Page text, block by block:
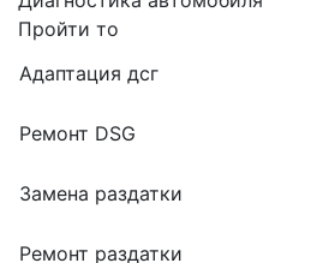
Пройти то
Адаптация дсг
Ремонт DSG
Замена раздатки
Ремонт раздатки